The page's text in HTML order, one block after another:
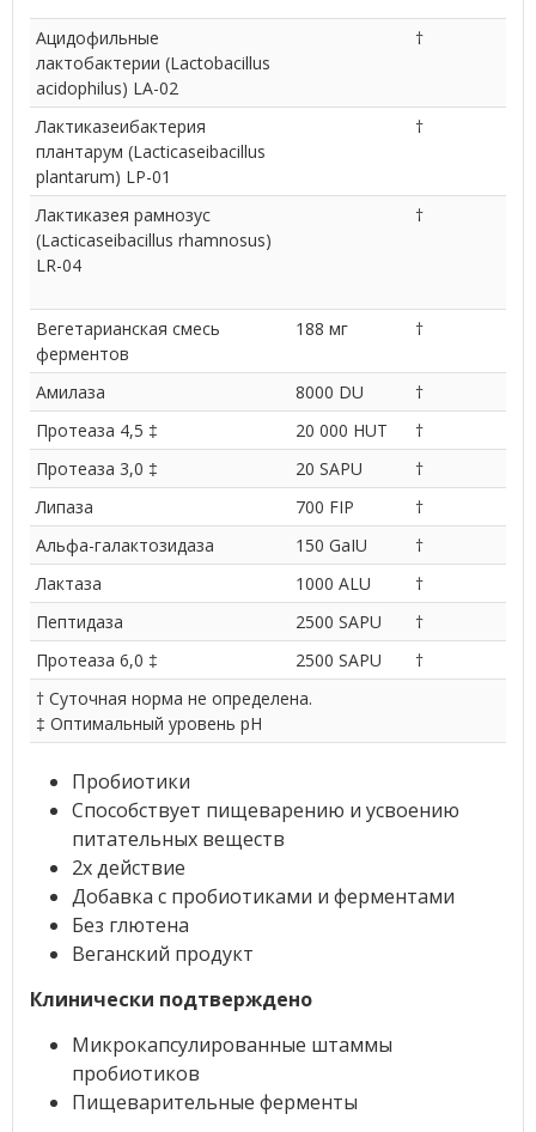
Ацидофильные
лактобактерии (Lactobacillus
acidophilus) LA-02
†
Лактиказеибактерия
плантарум (Lacticaseibacillus
plantarum) LP-01
†
Лактиказея рамнозус
(Lacticaseibacillus rhamnosus)
LR-04
†
Вегетарианская смесь
ферментов
188 мг †
Амилаза 8000 DU
†
Протеаза 4,5 ‡
20 000 HUT
†
Протеаза 3,0 ‡
20 SAPU
†
Липаза
700 FIP
†
Альфа-галактозидаза
150 GaIU
†
Лактаза
1000 ALU
†
Пептидаза
2500 SAPU
†
Протеаза 6,0 ‡
2500 SAPU
†
† Суточная норма не определена.
‡ Оптимальный уровень pH
Пробиотики
Способствует пищеварению и усвоению
питательных веществ
2x действие
Добавка с пробиотиками и ферментами
Без глютена
Веганский продукт
Клинически подтверждено
Микрокапсулированные штаммы
пробиотиков
Пищеварительные ферменты